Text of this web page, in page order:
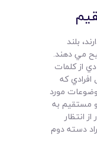
بلند
مي دهند.
از کلمات
که
مورد
مستقيم به
انتظار
دسته دوم